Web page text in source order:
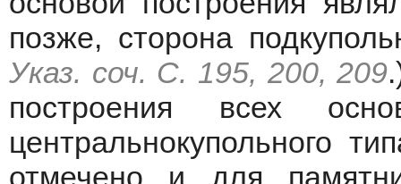
позже, сторона
Указ. соч. С. 195, 200, 209
построения всех
центральнокупольного
отмечено и для